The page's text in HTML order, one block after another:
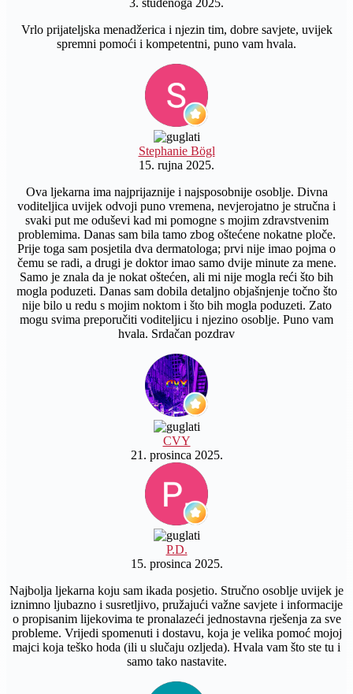
3. studenoga 2025.
Vrlo prijateljska menadžerica i njezin tim, dobre savjete, uvijek
spremni pomoći i kompetentni, puno vam hvala.
Stephanie Bögl
15. rujna 2025.
Ova ljekarna ima najprijaznije i najsposobnije osoblje. Divna
voditeljica uvijek odvoji puno vremena, nevjerojatno je stručna i
svaki put me oduševi kad mi pomogne s mojim zdravstvenim
problemima. Danas sam bila tamo zbog oštećene nokatne ploče.
Prije toga sam posjetila dva dermatologa; prvi nije imao pojma o
čemu se radi, a drugi je doktor imao samo dvije minute za mene.
Samo je znala da je nokat oštećen, ali mi nije mogla reći što bih
mogla poduzeti. Danas sam dobila detaljno objašnjenje točno što
nije bilo u redu s mojim noktom i što bih mogla poduzeti. Zato
mogu svima preporučiti voditeljicu i njezino osoblje. Puno vam
hvala. Srdačan pozdrav
CVY
21. prosinca 2025.
P.D.
15. prosinca 2025.
Najbolja ljekarna koju sam ikada posjetio. Stručno osoblje uvijek je
iznimno ljubazno i susretljivo, pružajući važne savjete i informacije
o propisanim lijekovima te pronalazeći jednostavna rješenja za sve
probleme. Vrijedi spomenuti i dostavu, koja je velika pomoć mojoj
majci koja teško hoda (ili u slučaju ozljeda). Hvala vam što ste tu i
samo tako nastavite.